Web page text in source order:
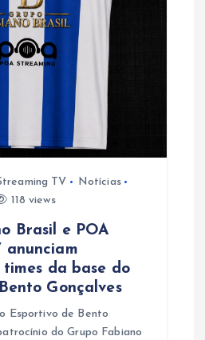
TV
Notícias
118 views
Brasil e POA
anunciam
da base do
Gonçalves
Esportivo de Bento
do Grupo Fabiano